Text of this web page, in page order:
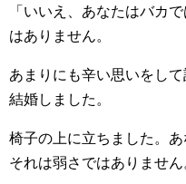
「いいえ、あなたはバカ
はありません。
あまりにも辛い思いをし
結婚しました。
椅子の上に立ちました。
それは弱さではありません